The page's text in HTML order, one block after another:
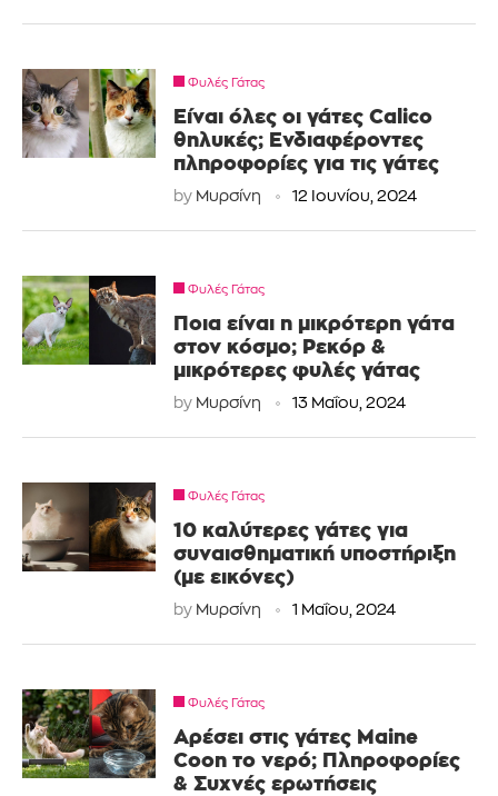
Φυλές Γάτας
Είναι όλες οι γάτες Calico
θηλυκές; Ενδιαφέροντες
πληροφορίες για τις γάτες
by Μυρσίνη 12 Ιουνίου, 2024
Φυλές Γάτας
Ποια είναι η μικρότερη γάτα
στον κόσμο; Ρεκόρ &
μικρότερες φυλές γάτας
by Μυρσίνη 13 Μαΐου, 2024
Φυλές Γάτας
10 καλύτερες γάτες για
συναισθηματική υποστήριξη
(με εικόνες)
by Μυρσίνη 1 Μαΐου, 2024
Φυλές Γάτας
Αρέσει στις γάτες Maine
Coon το νερό; Πληροφορίες
& Συχνές ερωτήσεις